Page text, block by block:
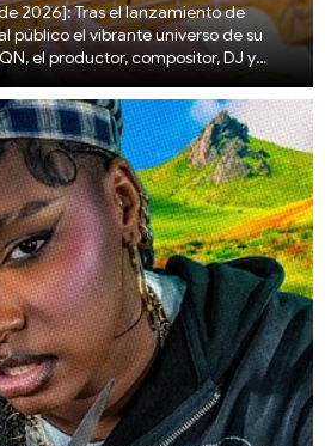
2026]: Tras el lanzamiento de
público el vibrante universo de su
el productor, compositor, DJ y
cub...